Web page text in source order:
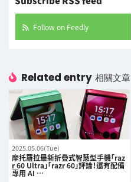
Follow on Feedly
Related entry 相關文章
2025.05.06(Tue)
摩托羅拉最新折疊式智慧型手機「raz
r 60 Ultra」「razr 60」評論！還有配備
專用 AI …